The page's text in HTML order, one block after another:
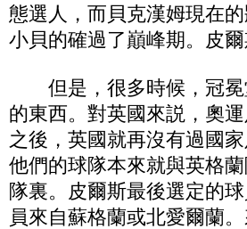
態選人，而貝克漢姆現在
小貝的確過了巔峰期。皮
但是，很多時候，冠冕
的東西。對英國來説，奧
之後，英國就再沒有過國
他們的球隊本來就與英格
隊裏。皮爾斯最後選定的
員來自蘇格蘭或北愛爾蘭